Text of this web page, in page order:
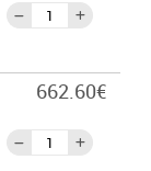
662.60€